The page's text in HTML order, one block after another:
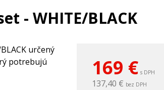
- WHITE/BLACK
169 € s DPH
137,40 € bez DPH
určený
potrebujú